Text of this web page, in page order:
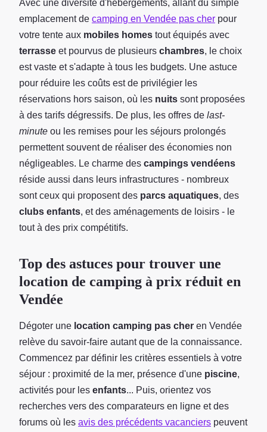
Avec une diversité d'hébergements, allant du simple
emplacement de camping en Vendée pas cher pour
votre tente aux mobiles homes tout équipés avec
terrasse et pourvus de plusieurs chambres, le choix
est vaste et s'adapte à tous les budgets. Une astuce
pour réduire les coûts est de privilégier les
réservations hors saison, où les nuits sont proposées
à des tarifs dégressifs. De plus, les offres de last-
minute ou les remises pour les séjours prolongés
permettent souvent de réaliser des économies non
négligeables. Le charme des campings vendéens
réside aussi dans leurs infrastructures - nombreux
sont ceux qui proposent des parcs aquatiques, des
clubs enfants, et des aménagements de loisirs - le
tout à des prix compétitifs.
Top des astuces pour trouver une
location de camping à prix réduit en
Vendée
Dégoter une location camping pas cher en Vendée
relève du savoir-faire autant que de la connaissance.
Commencez par définir les critères essentiels à votre
séjour : proximité de la mer, présence d'une piscine,
activités pour les enfants... Puis, orientez vos
recherches vers des comparateurs en ligne et des
forums où les avis des précédents vacanciers peuvent